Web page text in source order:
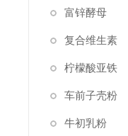
富锌酵母
复合维生素
柠檬酸亚铁
车前子壳粉
牛初乳粉